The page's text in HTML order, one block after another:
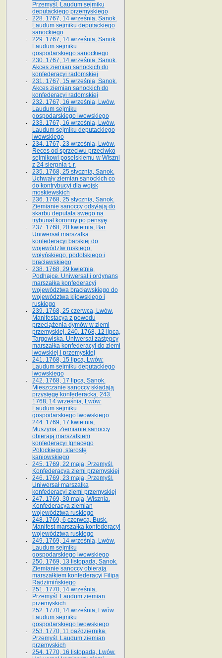
Przemyśl. Laudum sejmiku
deputackiego przemyskiego
228. 1767, 14 września, Sanok.
Laudum sejmiku deputackiego
sanockiego
229. 1767, 14 września, Sanok.
Laudum sejmiku
gospodarskiego sanockiego
230. 1767, 14 września, Sanok.
Akces ziemian sanockich do
konfederacyi radomskiej
231. 1767, 15 września, Sanok.
Akces ziemian sanockich do
konfederacyi radomskiej
232. 1767, 16 września, Lwów.
Laudum sejmiku
gospodarskiego lwowskiego
233. 1767, 16 września, Lwów.
Laudum sejmiku deputackiego
lwowskiego
234. 1767, 23 września, Lwów.
Reces od sprzeciwu przeciwko
sejmikowi poselskiemu w Wiszni
z 24 sierpnia t. r.
235. 1768, 25 stycznia, Sanok.
Uchwały ziemian sanockich co
do kontrybucyi dla wojsk
moskiewskich
236. 1768, 25 stycznia, Sanok.
Ziemianie sanoccy odsyłają do
skarbu deputata swego na
trybunał koronny po pensyę
237. 1768, 20 kwietnia, Bar.
Uniwersał marszałka
konfederacyi barskiej do
województw ruskiego,
wołyńskiego, podolskiego i
bracławskiego
238. 1768, 29 kwietnia,
Podhajce. Uniwersał i ordynans
marszałka konfederacyi
województwa bracławskiego do
wo­jewództwa kijowskiego i
ruskiego
239. 1768, 25 czerwca, Lwów.
Manifestacya z powodu
przeciążenia dymów w ziemi
przemyskiej. 240. 1768, 12 lipca,
Targowiska. Uniwersał zastępcy
marszałka konfederacyi do ziemi
lwowskiej i przemyskiej
241. 1768, 15 lipca, Lwów.
Laudum sejmiku deputackiego
lwowskiego
242. 1768, 17 lipca, Sanok.
Mieszczanie sanoccy składają
przysięgę konfederacką. 243.
1768, 14 września, Lwów.
Laudum sejmiku
gospodarskiego lwowskiego
244. 1769, 17 kwietnia,
Muszyna. Ziemianie sanoccy
obierają marszałkiem
konfederacyi Ignacego
Potockiego, starostę
kaniowskiego
245. 1769, 22 maja, Przemyśl.
Konfederacya ziemi przemyskiej
246. 1769, 23 maja, Przemyśl.
Uniwersał marszałka
konfederacyi ziemi przemyskiej
247. 1769, 30 maja, Wisznia.
Konfederacya ziemian
województwa ruskiego
248. 1769, 6 czerwca, Busk.
Manifest marszałka konfederacyi
województwa ruskiego
249. 1769, 14 września, Lwów.
Laudum sejmiku
gospodarskiego lwowskiego
250. 1769, 13 listopada, Sanok.
Ziemianie sanoccy obierają
marszałkiem konfederacyi Filipa
Radzimińskiego
251. 1770, 14 września,
Przemyśl. Laudum ziemian
przemyskich
252. 1770, 14 września, Lwów.
Laudum sejmiku
gospodarskiego lwowskiego
253. 1770, 11 października,
Przemyśl. Laudum ziemian
przemyskich
254. 1770, 16 listopada, Lwów.